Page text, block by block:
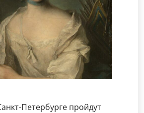
Петербурге пройдут